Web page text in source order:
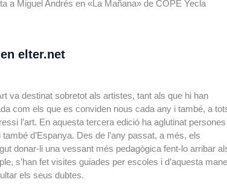
a Miguel Andrés en «La Mañana» de COPE Yecla
elter.net
va destinat sobretot als artistes, tant als que hi han
com els que es conviden nous cada any i també, a
l’art. En aquesta tercera edició ha aglutinat persones
també d’Espanya. Des de l’any passat, a més, els
donar-li una vessant més pedagògica fent-lo arribar
s’han fet visites guiades per escoles i d’aquesta
els seus dubtes.